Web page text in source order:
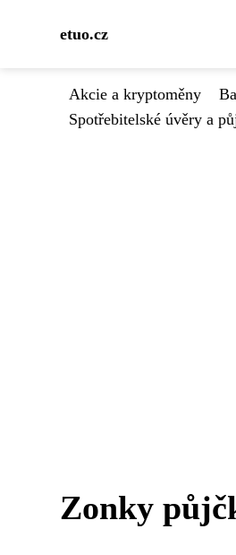
etuo.cz
Akcie a kryptoměny
Spotřebitelské úvěry a
Zonky